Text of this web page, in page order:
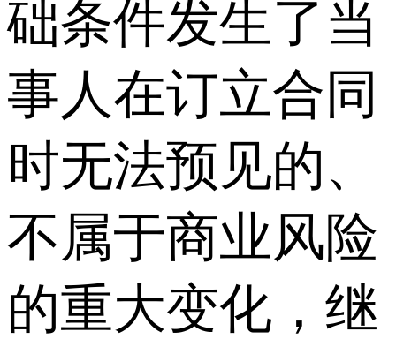
础条件发生了当
事人在订立合同
时无法预见的、
不属于商业风险
的重大变化，继